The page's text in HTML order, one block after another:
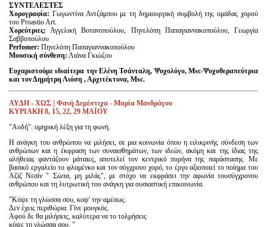
ΣΥΝΤΕΛΕΣΤΕΣ
Χορογραφία: Γωγωντίνα Αντζάμπου με τη δημιουργική συμβολή της ομάδας χορού
του Proastio Art.
Χορεύτριες: Αγγελική Βοτανοπούλου, Πηνελόπη Παπαγιαννακοπούλου, Γεωργία
Σαββοπούλου
Perfomer: Πηνελόπη Παπαγιαννακοπούλου
Μουσική σύνθεση: Λιάνα Γκιώζου
Ευχαριστούμε ιδιαίτερα την Ελένη Τσάνταλη, Ψυχολόγο, Msc-Ψυχοθεραπεύτρια
και τον Δημήτρη Λιόση , Αρχιτέκτονα, Msc.
AYΔΗ - XΩΣ | Φανή Δεμέστιχα - Μαρία Μανδράγου
KΥΡΙΑΚΗ 8, 15, 22, 29 ΜΑΪΟΥ
"Αυδή": ομηρική λέξη για τη φωνή.
Η ανάγκη του ανθρώπου να μιλήσει, σε μια κοινωνία όπου η ειλικρινής σύνδεση των
ανθρώπων και η έκφραση των συναισθημάτων, των ιδεών, ακόμη και της ίδιας της
αλήθειας φαντάζουν μάταιες, αποτελεί τον κεντρικό πυρήνα της παράστασης. Με
βασικό εργαλείο το φλαμένκο και τον σύγχρονο χορό, το έργο αξιοποιεί το ποίημα του
Αζίζ Νεσίν " Σώπα, μη μιλάς", με στόχο να εκφράσει την αφωνία τουσύγχρονου
ανθρώπου και τη λυτρωτική του ανάγκη για ουσιαστική επικοινωνία.
"Κόψε τη γλώσσα σου, κοψ' την αμέσως.
Δεν έχεις περιθώρια. Γίνε μουγκός.
Αφού δε θα μιλήσεις, καλύτερα να το τολμήσεις
κόψε τη γλώσσα σου. "